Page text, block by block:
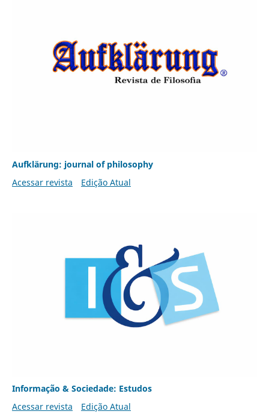
Aufklärung: journal of philosophy
Acessar revista
Edição Atual
Informação & Sociedade: Estudos
Acessar revista
Edição Atual